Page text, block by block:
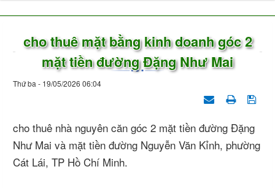
cho thuê mặt bằng kinh doanh góc 2
mặt tiền đường Đặng Như Mai
Thứ ba - 19/05/2026 06:04
cho thuê nhà nguyên căn góc 2 mặt tiền đường Đặng
Như Mai và mặt tiền đường Nguyễn Văn Kỉnh, phường
Cát Lái, TP Hồ Chí Minh.